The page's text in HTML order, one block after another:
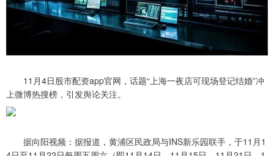
11月4日股市配资app官网，话题“上海一夜店可现场登记结婚”冲
上微博热搜榜，引发舆论关注。
据向阳视频：据报道，黄浦区民政局与INS新乐园联手，于11月1